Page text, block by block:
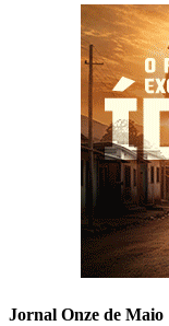
Jornal Onze de Maio